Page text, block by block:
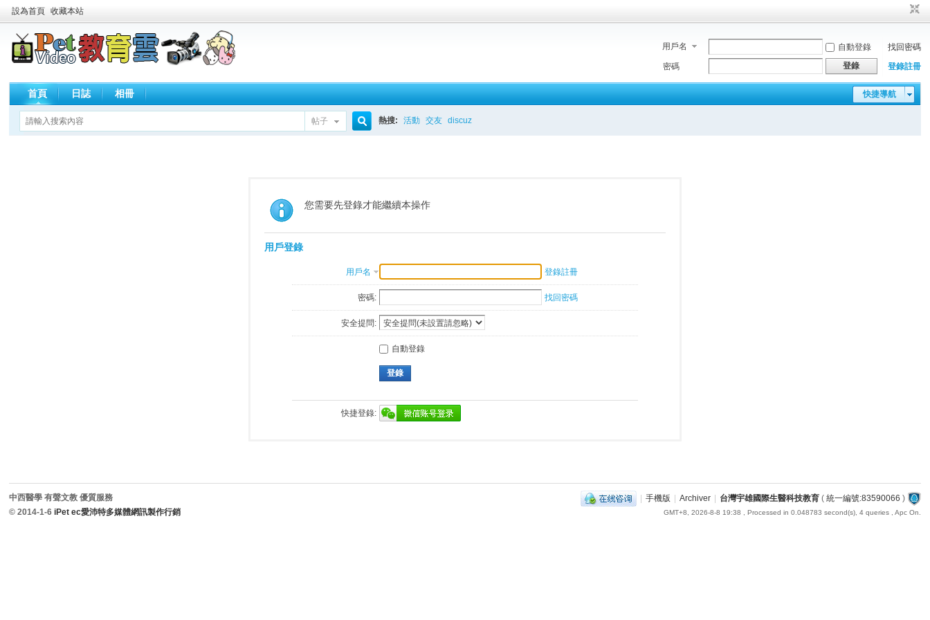
設為首頁 收藏本站
用戶名 自動登錄
找回密碼
密碼
登錄 登錄註冊
快捷導航
首頁 日誌 相冊
帖子
索
熱搜: 活動 交友 discuz
您需要先登錄才能繼續本操作
用戶登錄
用戶名 登錄註冊
密碼: 找回密碼
安全提問:
自動登錄
登錄
快捷登錄:
| 手機版 | Archiver | 台灣宇雄國際生醫科技教育( 統一編號:83590066 )
GMT+8, 2026-8-8 19:38 , Processed in 0.048783 second(s), 4 queries , Apc On.
中西醫學 有聲文教 優質服務
© 2014-1-6iPet ec愛沛特多媒體網訊製作行銷